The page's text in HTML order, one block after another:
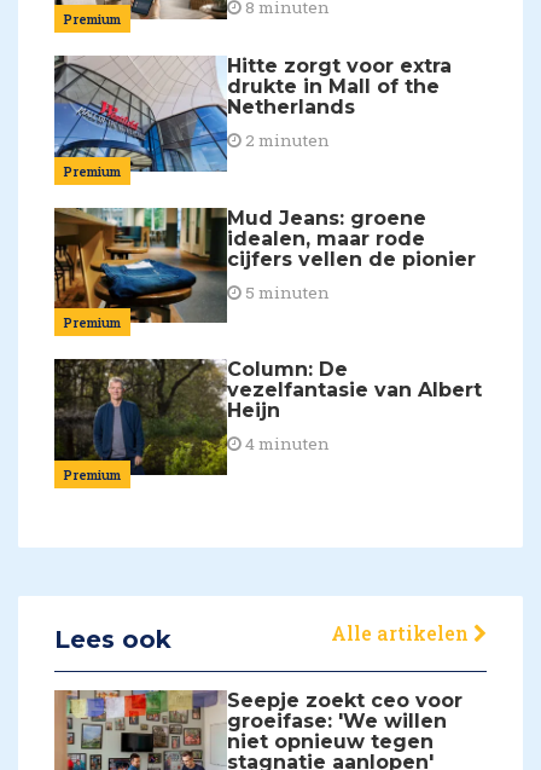
Premium
8 minuten
Premium
Hitte zorgt voor extra
drukte in Mall of the
Netherlands
2 minuten
Premium
Mud Jeans: groene
idealen, maar rode
cijfers vellen de pionier
5 minuten
Premium
Column: De
vezelfantasie van Albert
Heijn
4 minuten
Lees ook Alle artikelen
Seepje zoekt ceo voor
groeifase: 'We willen
niet opnieuw tegen
stagnatie aanlopen'